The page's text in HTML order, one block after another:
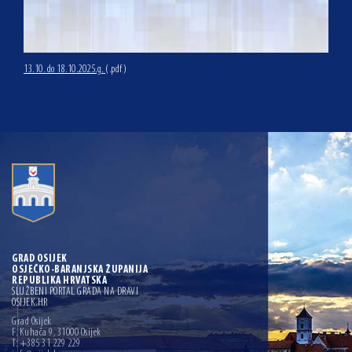
13.10. do 18.10.2025.g. (.pdf)
GRAD OSIJEK
OSJEČKO-BARANJSKA ŽUPANIJA
REPUBLIKA HRVATSKA
SLUŽBENI PORTAL GRADA NA DRAVI
OSIJEK.HR
Grad Osijek
F. Kuhača 9, 31000 Osijek
T: +385 31 229 229